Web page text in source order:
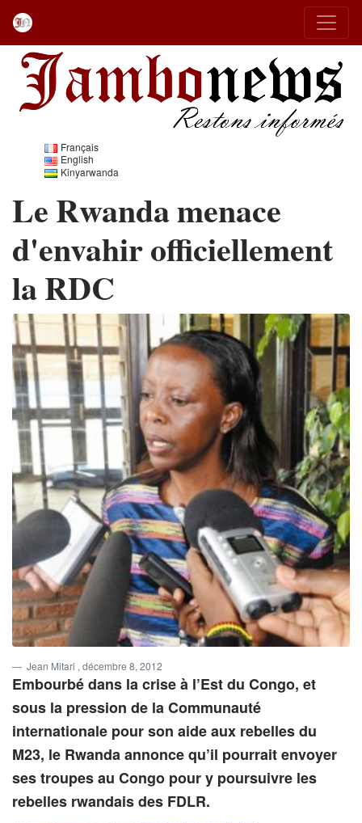
Français
English
Kinyarwanda
Le Rwanda menace
d'envahir officiellement
la RDC
Jean Mitari , décembre 8, 2012
Embourbé dans la crise à l’Est du Congo, et
sous la pression de la Communauté
internationale pour son aide aux rebelles du
M23, le Rwanda annonce qu’il pourrait envoyer
ses troupes au Congo pour y poursuivre les
rebelles rwandais des FDLR.